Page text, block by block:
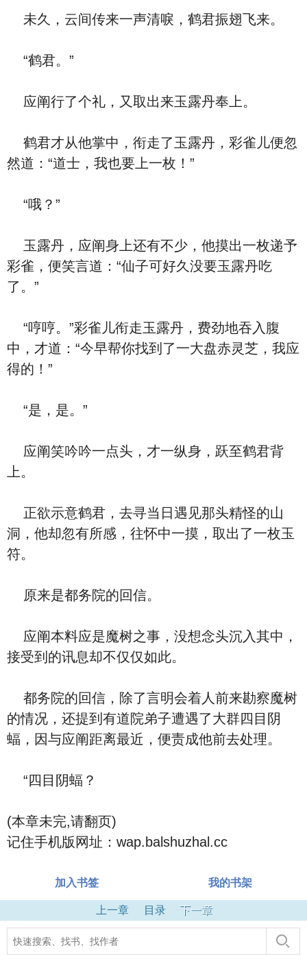
未久，云间传来一声清唳，鹤君振翅飞来。
“鹤君。”
应阐行了个礼，又取出来玉露丹奉上。
鹤君才从他掌中，衔走了玉露丹，彩雀儿便忽
然道：“道士，我也要上一枚！”
“哦？”
玉露丹，应阐身上还有不少，他摸出一枚递予
彩雀，便笑言道：“仙子可好久没要玉露丹吃
了。”
“哼哼。”彩雀儿衔走玉露丹，费劲地吞入腹
中，才道：“今早帮你找到了一大盘赤灵芝，我应
得的！”
“是，是。”
应阐笑吟吟一点头，才一纵身，跃至鹤君背
上。
正欲示意鹤君，去寻当日遇见那头精怪的山
洞，他却忽有所感，往怀中一摸，取出了一枚玉
符。
原来是都务院的回信。
应阐本料应是魔树之事，没想念头沉入其中，
接受到的讯息却不仅仅如此。
都务院的回信，除了言明会着人前来勘察魔树
的情况，还提到有道院弟子遭遇了大群四目阴
蝠，因与应阐距离最近，便责成他前去处理。
“四目阴蝠？
(本章未完,请翻页)
记住手机版网址：wap.balshuzhal.cc
加入书签 我的书架
上一章 目录 下一章